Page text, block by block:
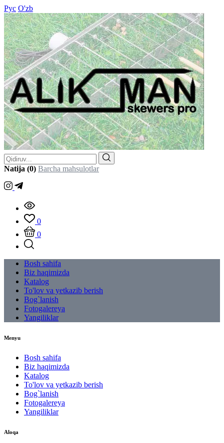
Рус O'zb
Natija (0) Barcha mahsulotlar
0
0
Bosh sahifa
Biz haqimizda
Katalog
To'lov va yetkazib berish
Bog`lanish
Fotogalereya
Yangiliklar
Menyu
Bosh sahifa
Biz haqimizda
Katalog
To'lov va yetkazib berish
Bog`lanish
Fotogalereya
Yangiliklar
Aloqa